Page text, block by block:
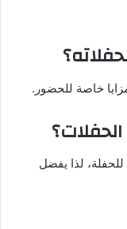
لذا يفضل